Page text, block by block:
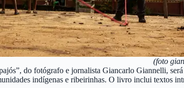
(foto
do fotógrafo e jornalista Giancarlo Giannelli,
indígenas e ribeirinhas. O livro inclui textos